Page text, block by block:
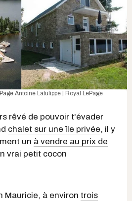
Antoine Latulippe | Royal LePage
rêvé de pouvoir t'évader
chalet sur une île privée, il y
un à vendre au prix de
vrai petit cocon
Mauricie, à environ trois